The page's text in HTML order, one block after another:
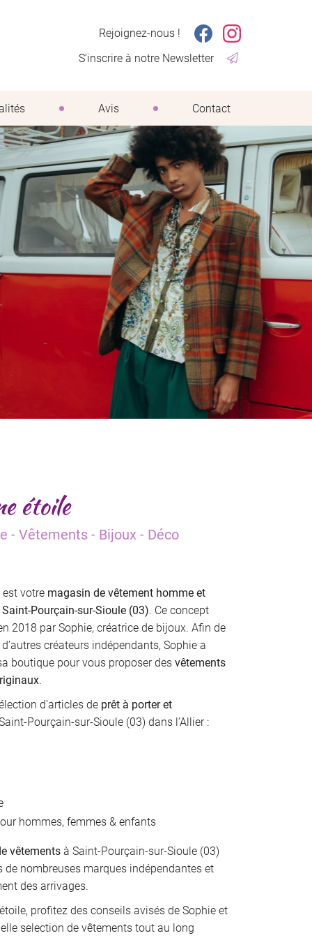
Rejoignez-nous !
S’inscrire à notre Newsletter
Avis Contact
étoile
- Vêtements - Bijoux - Déco
votre magasin de vêtement homme et
Pourçain-sur-Sioule (03). Ce concept
2018 par Sophie, créatrice de bijoux. Afin de
créateurs indépendants, Sophie a
boutique pour vous proposer des vêtements
.
d’articles de prêt à porter et
Pourçain-sur-Sioule (03) dans l’Allier :
hommes, femmes & enfants
vêtements à Saint-Pourçain-sur-Sioule (03)
de nombreuses marques indépendantes et
des arrivages.
profitez des conseils avisés de Sophie et
selection de vêtements tout au long